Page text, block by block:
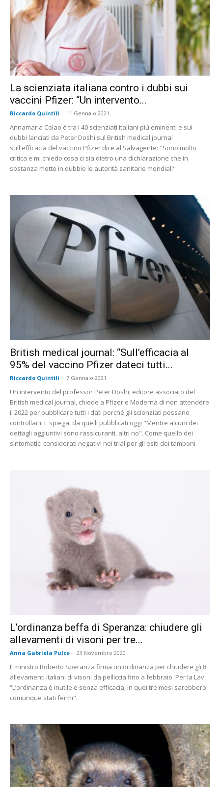
La scienziata italiana contro i dubbi sui
vaccini Pfizer: “Un intervento...
Riccardo Quintili - 11 Gennaio 2021
Annamaria Colao è tra i 40 scienziati italiani più eminenti e sui
dubbi lanciati da Peter Doshi sul British medical journal
sull'efficacia del vaccino Pfizer dice al Salvagente: "Sono molto
critica e mi chiedo cosa ci sia dietro una dichiarazione che in
sostanza mette in dubbio le autorità sanitarie mondiali"
British medical journal: “Sull’efficacia al
95% del vaccino Pfizer dateci tutti...
Riccardo Quintili - 7 Gennaio 2021
Un intervento del professor Peter Doshi, editore associato del
British medical journal, chiede a Pfizer e Moderna di non attendere
il 2022 per pubblicare tutti i dati perché gli scienziati possano
controllarli. E spiega: da quelli pubblicati oggi "Mentre alcuni dei
dettagli aggiuntivi sono rassicuranti, altri no". Come quello dei
sintomatici considerati negativi nei trial per gli esiti dei tamponi.
L’ordinanza beffa di Speranza: chiudere gli
allevamenti di visoni per tre...
Anna Gabriela Pulce - 23 Novembre 2020
Il ministro Roberto Speranza firma un'ordinanza per chiudere gli 8
allevamenti italiani di visoni da pelliccia fino a febbraio. Per la Lav
“L’ordinanza è inutile e senza efficacia, in quei tre mesi sarebbero
comunque stati fermi".